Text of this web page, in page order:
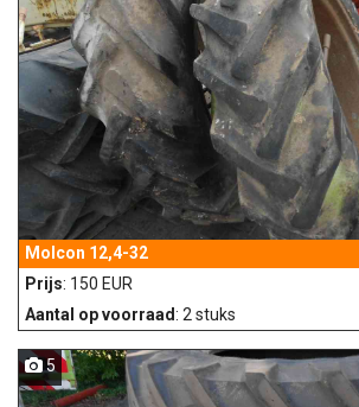
Molcon 12,4-32
Prijs: 150 EUR
Aantal op voorraad: 2 stuks
5